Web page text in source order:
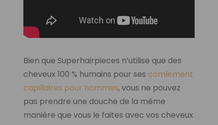
Bien que Superhairpieces n’utilise que des
cheveux 100 % humains pour ses comlement
capillaires pour hommes, vous ne pouvez
pas prendre une douche de la même
manière que vous le faites avec vos cheveux